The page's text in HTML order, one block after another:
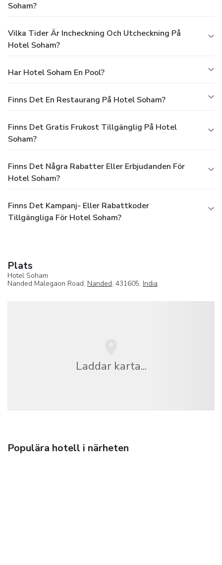
Soham?
Vilka Tider Är Incheckning Och Utcheckning På
Hotel Soham?
Har Hotel Soham En Pool?
Finns Det En Restaurang På Hotel Soham?
Finns Det Gratis Frukost Tillgänglig På Hotel
Soham?
Finns Det Några Rabatter Eller Erbjudanden För
Hotel Soham?
Finns Det Kampanj- Eller Rabattkoder
Tillgängliga För Hotel Soham?
Plats
Hotel Soham
Nanded Malegaon Road, Nanded, 431605, India
Laddar karta...
Populära hotell i närheten